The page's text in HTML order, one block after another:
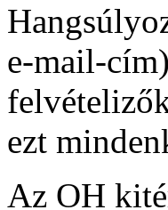
e-mail-
ezt
Az OH